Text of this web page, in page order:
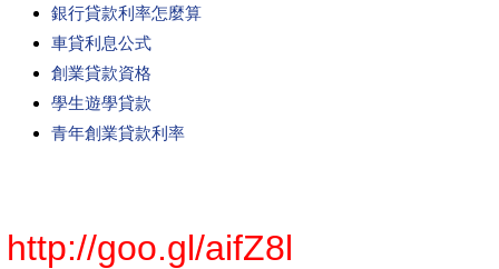
銀行貸款利率怎麼算
車貸利息公式
創業貸款資格
學生遊學貸款
青年創業貸款利率
http://goo.gl/aifZ8l